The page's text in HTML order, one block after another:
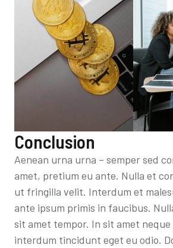
Conclusion
Aenean urna urna – semper sed
amet, pretium eu ante. Nulla et
ut fringilla velit. Interdum et
ante ipsum primis in faucibus.
sit amet tempor. In sit amet
interdum tincidunt eget eu odio.